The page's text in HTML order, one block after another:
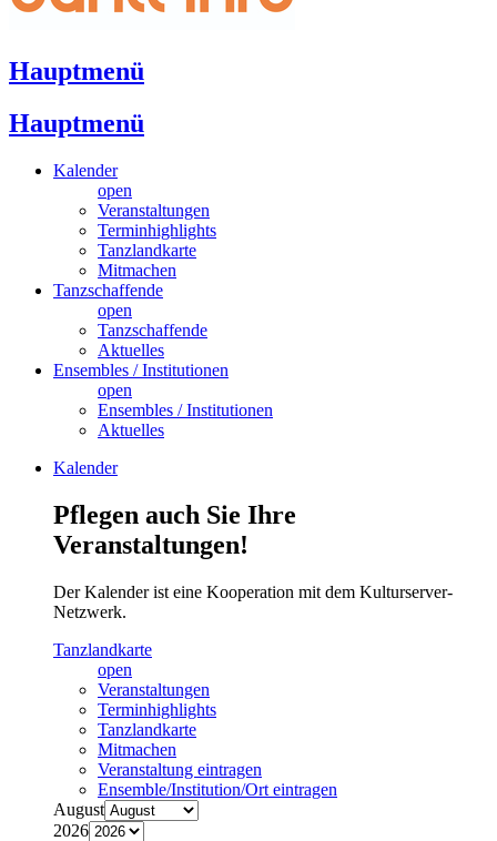
Hauptmenü
Hauptmenü
Kalender
open
Veranstaltungen
Terminhighlights
Tanzlandkarte
Mitmachen
Tanzschaffende
open
Tanzschaffende
Aktuelles
Ensembles / Institutionen
open
Ensembles / Institutionen
Aktuelles
Kalender
Pflegen auch Sie Ihre
Veranstaltungen!
Der Kalender ist eine Kooperation mit dem Kulturserver-
Netzwerk.
Tanzlandkarte
open
Veranstaltungen
Terminhighlights
Tanzlandkarte
Mitmachen
Veranstaltung eintragen
Ensemble/Institution/Ort eintragen
August
2026